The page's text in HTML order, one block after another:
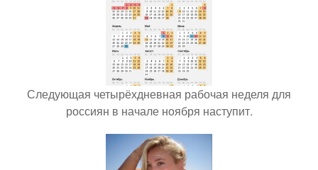
Следующая четырёхдневная рабочая неделя для
россиян в начале ноября наступит.